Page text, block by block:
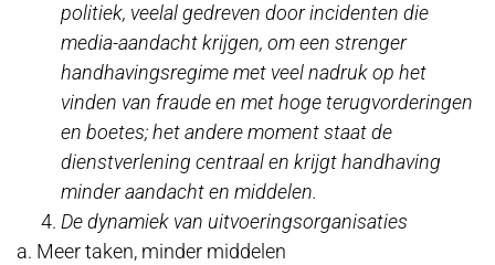
politiek, veelal gedreven door incidenten die
media-aandacht krijgen, om een strenger
handhavingsregime met veel nadruk op het
vinden van fraude en met hoge terugvorderingen
en boetes; het andere moment staat de
dienstverlening centraal en krijgt handhaving
minder aandacht en middelen.
De dynamiek van uitvoeringsorganisaties
a. Meer taken, minder middelen